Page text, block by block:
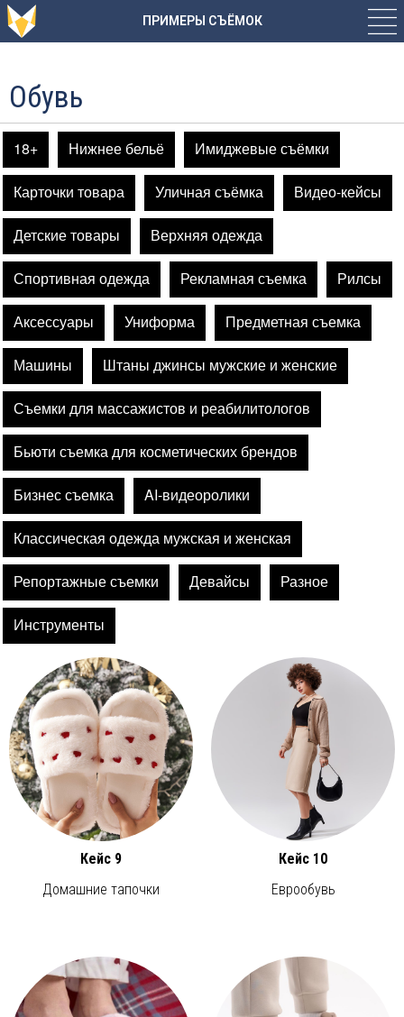
ПРИМЕРЫ СЪЁМОК
Обувь
18+ Нижнее бельё Имиджевые съёмки
Карточки товара Уличная съёмка Видео-кейсы
Детские товары Верхняя одежда
Спортивная одежда Рекламная съемка Рилсы
Аксессуары Униформа Предметная съемка
Машины Штаны джинсы мужские и женские
Съемки для массажистов и реабилитологов
Бьюти съемка для косметических брендов
Бизнес съемка AI-видеоролики
Классическая одежда мужская и женская
Репортажные съемки Девайсы Разное
Инструменты
Кейс 9
Домашние тапочки
Кейс 10
Еврообувь